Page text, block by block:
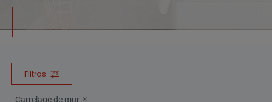
Filtros
Carrelage de mur